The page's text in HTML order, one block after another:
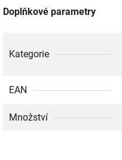
Doplňkové parametry
Kategorie
EAN
Množství